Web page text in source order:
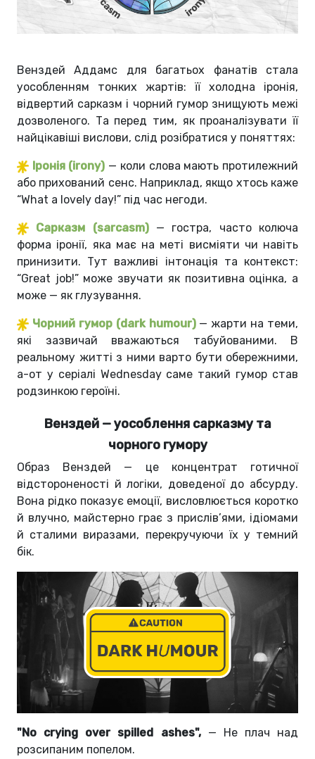
Венздей Аддамс для багатьох фанатів стала
уособленням тонких жартів: її холодна іронія,
відвертий сарказм і чорний гумор знищують межі
дозволеного. Та перед тим, як проаналізувати її
найцікавіші вислови, слід розібратися у поняттях:
Іронія (irony) — коли слова мають протилежний
або прихований сенс. Наприклад, якщо хтось каже
“What a lovely day!” під час негоди.
Сарказм (sarcasm) — гостра, часто колюча
форма іронії, яка має на меті висміяти чи навіть
принизити. Тут важливі інтонація та контекст:
“Great job!” може звучати як позитивна оцінка, а
може — як глузування.
Чорний гумор (dark humour)— жарти на теми,
які зазвичай вважаються табуйованими. В
реальному житті з ними варто бути обережними,
а-от у серіалі Wednesday саме такий гумор став
родзинкою героїні.
Венздей — уособлення сарказму та
чорного гумору
Образ Венздей — це концентрат готичної
відстороненості й логіки, доведеної до абсурду.
Вона рідко показує емоції, висловлюється коротко
й влучно, майстерно грає з прислів’ями, ідіомами
й сталими виразами, перекручуючи їх у темний
бік.
"No crying over spilled ashes", — Не плач над
розсипаним попелом.